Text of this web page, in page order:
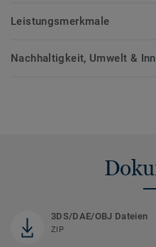
Leistungsmerkmale
Nachhaltigkeit, Umwelt &
3DS/DAE/OBJ Dateien
ZIP